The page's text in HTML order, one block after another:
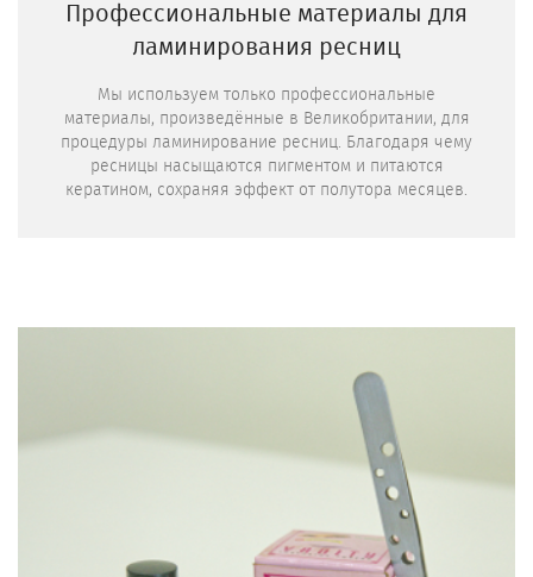
Профессиональные материалы для
ламинирования ресниц
Мы используем только профессиональные
материалы, произведённые в Великобритании, для
процедуры ламинирование ресниц. Благодаря чему
ресницы насыщаются пигментом и питаются
кератином, сохраняя эффект от полутора месяцев.